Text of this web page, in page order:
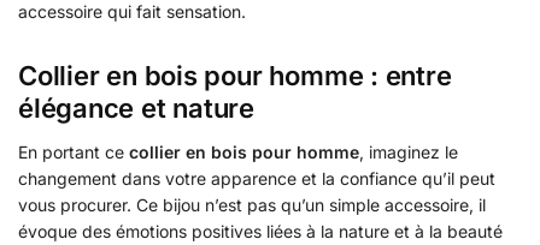
accessoire qui fait sensation.
Collier en bois pour homme : entre
élégance et nature
En portant ce collier en bois pour homme, imaginez le
changement dans votre apparence et la confiance qu’il peut
vous procurer. Ce bijou n’est pas qu’un simple accessoire, il
évoque des émotions positives liées à la nature et à la beauté